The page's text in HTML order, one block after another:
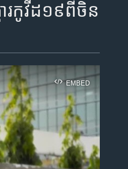
រ​កូវីដ​១៩​ពី​ចិន
EMBED